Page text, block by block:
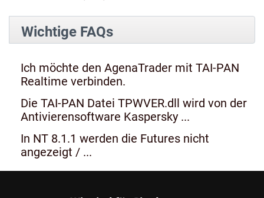
Wichtige FAQs
Ich möchte den AgenaTrader mit TAI-PAN
Realtime verbinden.
Die TAI-PAN Datei TPWVER.dll wird von der
Antivierensoftware Kaspersky ...
In NT 8.1.1 werden die Futures nicht
angezeigt / ...